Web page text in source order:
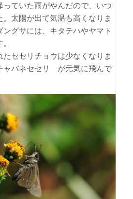
ていた雨がやんだので、いつ
。太陽が出て気温も高くなりま
ングサには、キタテハやヤマト
セセリチョウは少なくなりま
ャバネセセリ が元気に飛んで